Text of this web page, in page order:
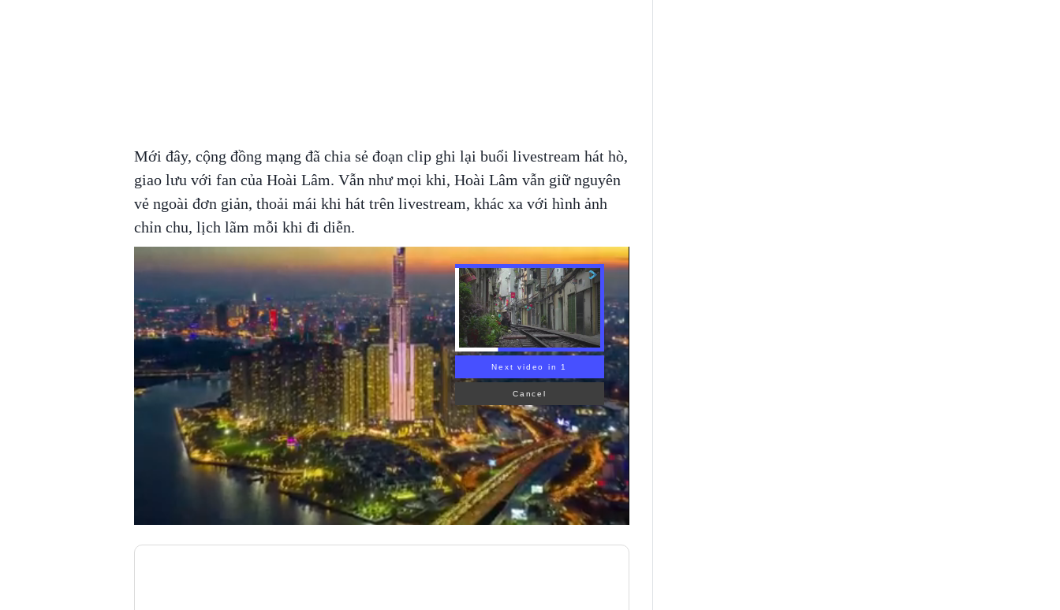
Mới đây, cộng đồng mạng đã chia sẻ đoạn clip ghi lại buổi livestream hát hò,
giao lưu với fan của Hoài Lâm. Vẫn như mọi khi, Hoài Lâm vẫn giữ nguyên
vẻ ngoài đơn giản, thoải mái khi hát trên livestream, khác xa với hình ảnh
chỉn chu, lịch lãm mỗi khi đi diễn.
TRUVID NEW STUNNING VIETNAM